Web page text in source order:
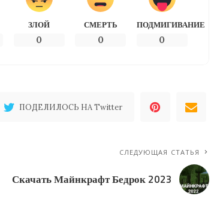
ЗЛОЙ
0
СМЕРТЬ
0
ПОДМИГИВАНИЕ
0
ПОДЕЛИЛОСЬ НА Twitter
СЛЕДУЮЩАЯ СТАТЬЯ
Скачать Майнкрафт Бедрок 2023